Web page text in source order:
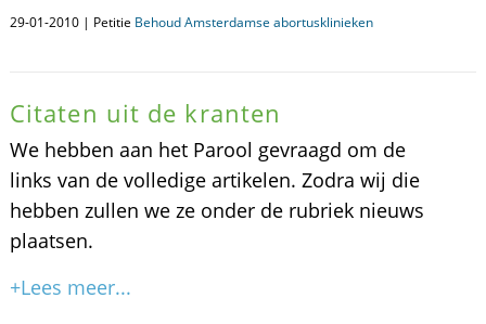
29-01-2010 | Petitie Behoud Amsterdamse abortusklinieken
Citaten uit de kranten
We hebben aan het Parool gevraagd om de
links van de volledige artikelen. Zodra wij die
hebben zullen we ze onder de rubriek nieuws
plaatsen.
+Lees meer...